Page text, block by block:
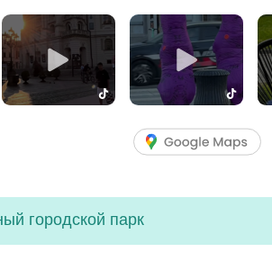
городской парк